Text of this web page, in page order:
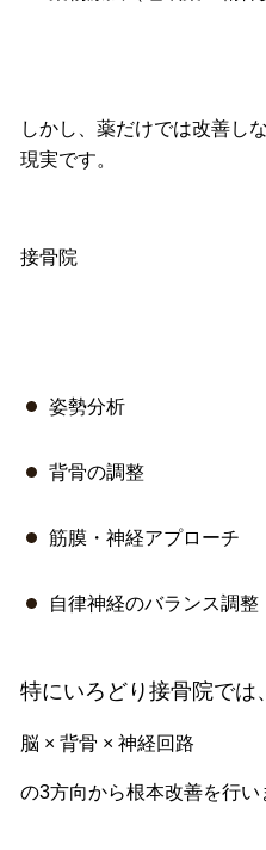
しかし、薬だけでは改善し
現実です。
接骨院
姿勢分析
背骨の調整
筋膜・神経アプローチ
自律神経のバランス調整
特にいろどり接骨院では、
脳 × 背骨 × 神経回路
の3方向から根本改善を行い